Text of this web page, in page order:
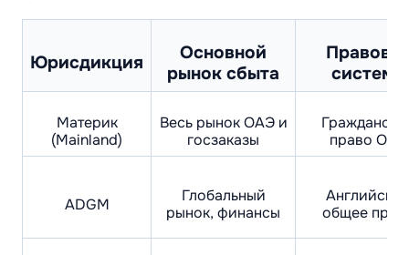
Юрисдикция
Основной
рынок сбыта
система
Материк
(Mainland)
Весь рынок ОАЭ и
госзаказы
право ОАЭ
ADGM
Глобальный
рынок, финансы
Английское
общее